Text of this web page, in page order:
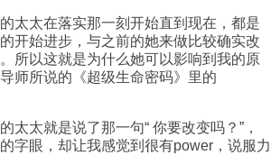
太太在落实那一刻开始直到现在，都是
开始进步，与之前的她来做比较确实改
所以这就是为什么她可以影响到我的原
师所说的《超级生命密码》里的
太太就是说了那一句“ 你要改变吗？”，
字眼，却让我感觉到很有power，说服力